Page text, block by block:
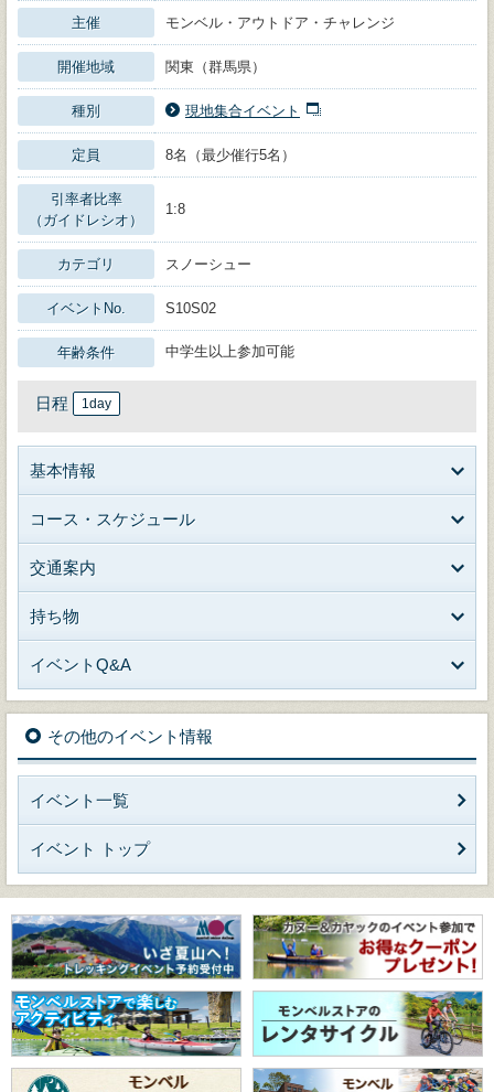
主催 モンベル・アウトドア・チャレンジ
開催地域 関東（群馬県）
種別 現地集合イベント
定員 8名（最少催行5名）
引率者比率
（ガイドレシオ）
1:8
カテゴリ スノーシュー
イベントNo. S10S02
年齢条件 中学生以上参加可能
日程 1day
基本情報
コース・スケジュール
交通案内
持ち物
イベントQ&A
その他のイベント情報
イベント一覧
イベント トップ